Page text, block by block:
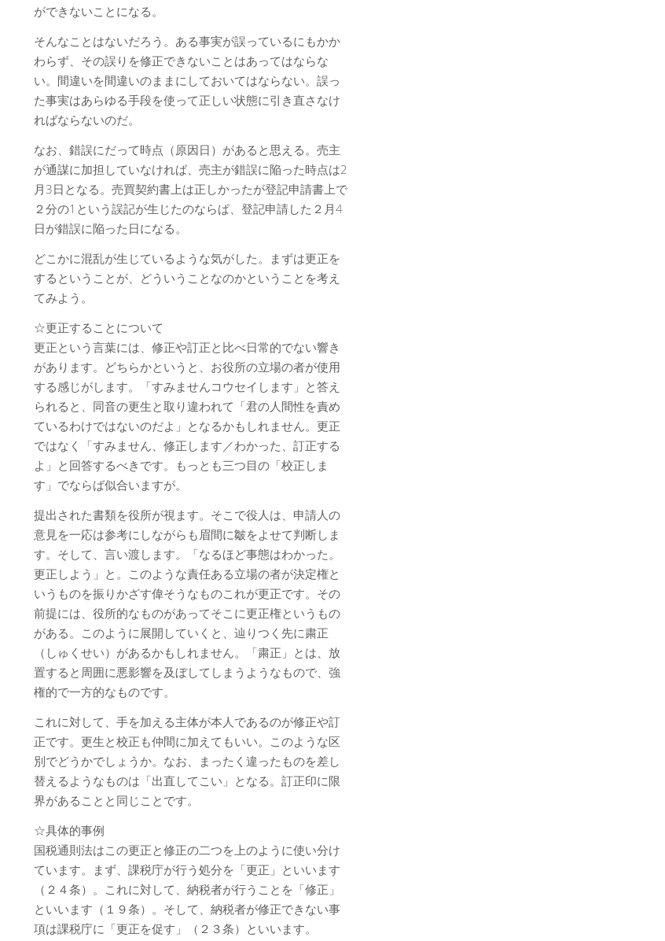
ができないことになる。
そんなことはないだろう。ある事実が誤っているにもかか
わらず、その誤りを修正できないことはあってはならな
い。間違いを間違いのままにしておいてはならない。誤っ
た事実はあらゆる手段を使って正しい状態に引き直さなけ
ればならないのだ。
なお、錯誤にだって時点（原因日）があると思える。売主
が通謀に加担していなければ、売主が錯誤に陥った時点は2
月3日となる。売買契約書上は正しかったが登記申請書上で
２分の1という誤記が生じたのならぱ、登記申請した２月4
日が錯誤に陥った日になる。
どこかに混乱が生じているような気がした。まずは更正を
するということが、どういうことなのかということを考え
てみよう。
☆更正することについて
更正という言葉には、修正や訂正と比べ日常的でない響き
があります。どちらかというと、お役所の立場の者が使用
する感じがします。「すみませんコウセイします」と答え
られると、同音の更生と取り違われて「君の人間性を責め
ているわけではないのだよ」となるかもしれません。更正
ではなく「すみません、修正します／わかった、訂正する
よ」と回答するべきです。もっとも三つ目の「校正しま
す」でならば似合いますが。
提出された書類を役所が視ます。そこで役人は、申請人の
意見を一応は参考にしながらも眉間に皺をよせて判断しま
す。そして、言い渡します。「なるほど事態はわかった。
更正しよう」と。このような責任ある立場の者が決定権と
いうものを振りかざす偉そうなものこれが更正です。その
前提には、役所的なものがあってそこに更正権というもの
がある。このように展開していくと、辿りつく先に粛正
（しゅくせい）があるかもしれません。「粛正」とは、放
置すると周囲に悪影響を及ぼしてしまうようなもので、強
権的で一方的なものです。
これに対して、手を加える主体が本人であるのが修正や訂
正です。更生と校正も仲間に加えてもいい。このような区
別でどうかでしょうか。なお、まったく違ったものを差し
替えるようなものは「出直してこい」となる。訂正印に限
界があることと同じことです。
☆具体的事例
国税通則法はこの更正と修正の二つを上のように使い分け
ています。まず、課税庁が行う処分を「更正」といいます
（２４条）。これに対して、納税者が行うことを「修正」
といいます（１９条）。そして、納税者が修正できない事
項は課税庁に「更正を促す」（２３条）といいます。